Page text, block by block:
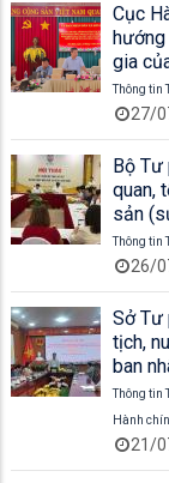
Cục
hướng
gia của
giai
UBND
Thông tin
27/
Bộ Tư
quan,
sản
Thông tin
26/
Sở Tư
tịch,
ban
Thông tin
Hành
21/